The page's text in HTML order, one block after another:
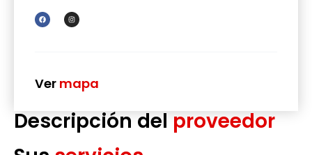
Ver mapa
Descripción delproveedor